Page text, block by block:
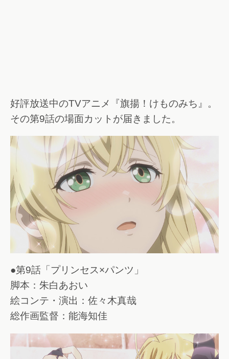
好評放送中のTVアニメ『旗揚！けものみち』。
その第9話の場面カットが届きました。
●第9話「プリンセス×パンツ」
脚本：朱白あおい
絵コンテ・演出：佐々木真哉
総作画監督：能海知佳